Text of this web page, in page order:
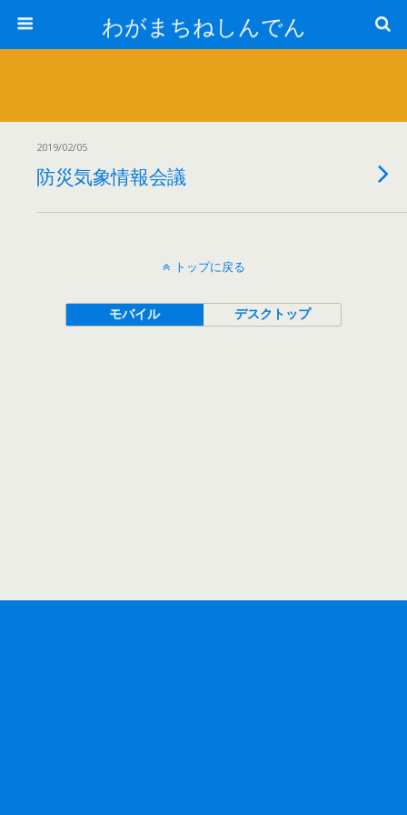
わがまちねしんでん
2019/02/05
防災気象情報会議
トップに戻る
モバイル デスクトップ